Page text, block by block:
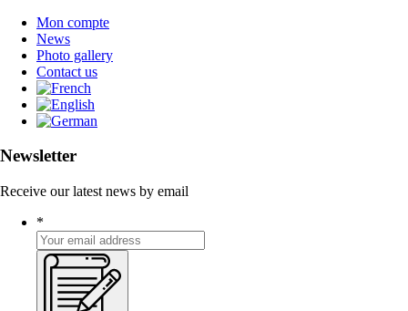
Mon compte
News
Photo gallery
Contact us
Newsletter
Receive our latest news by email
*